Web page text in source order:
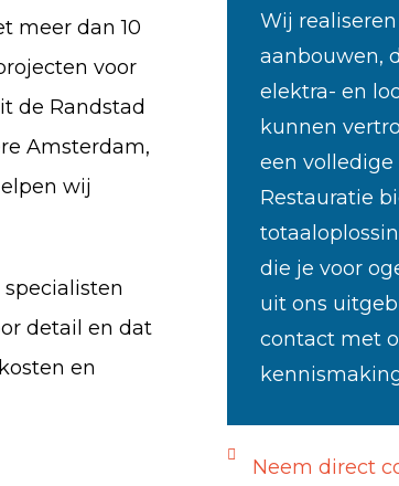
meer dan 10
voor
de Randstad
Amsterdam,
wij
detail en dat
en
Wij
aanbouwen,
elektra- en
kunnen
een
Restauratie
die je voor
uit ons
contact met
Neem direct